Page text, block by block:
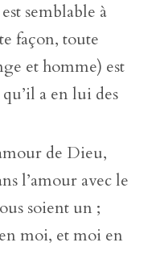
semblable à
façon, toute
et homme) est
a en lui des
de Dieu,
l’amour avec le
soient un ;
moi, et moi en